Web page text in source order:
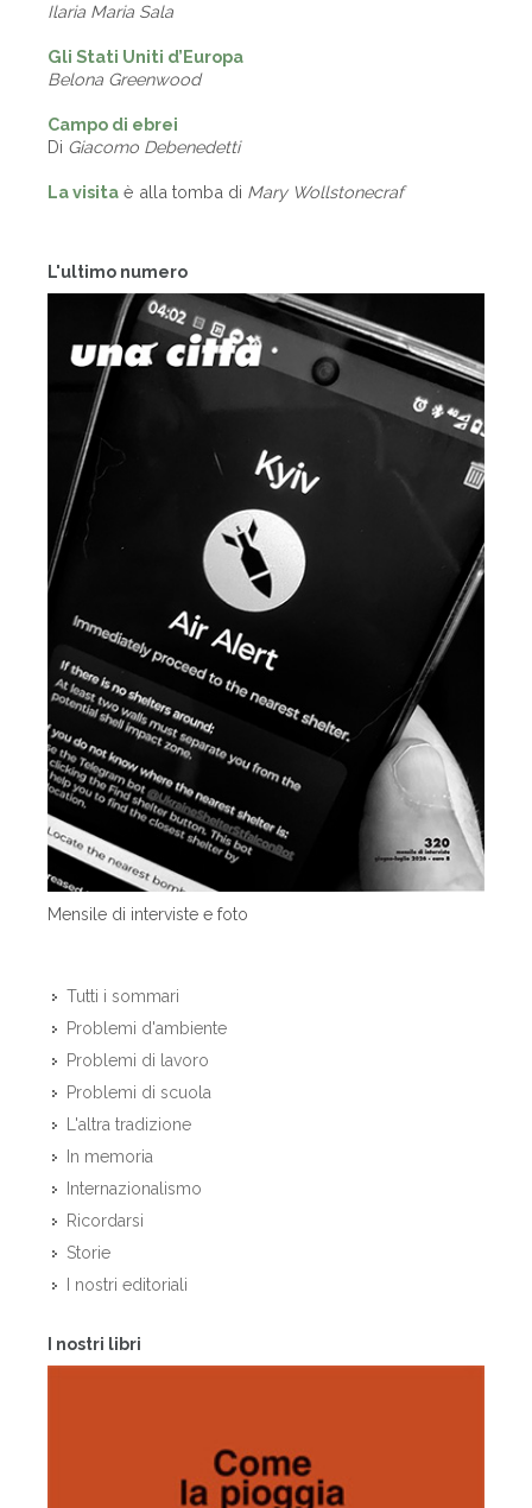
L'ultimo numero
Mensile di interviste e foto
Tutti i sommari
Problemi d'ambiente
Problemi di lavoro
Problemi di scuola
L'altra tradizione
In memoria
Internazionalismo
Ricordarsi
Storie
I nostri editoriali
I nostri libri
Ilaria Maria Sala
Gli Stati Uniti d’Europa
Belona Greenwood
Campo di ebrei
Di Giacomo Debenedetti
La visita è alla tomba di Mary Wollstonecraf